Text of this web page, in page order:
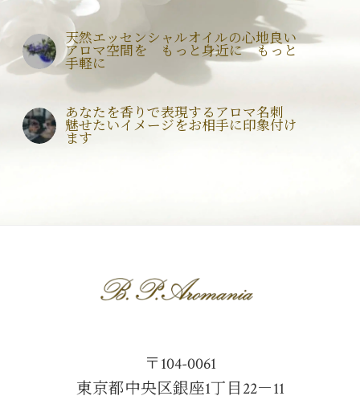
天然エッセンシャルオイルの心地良い
アロマ空間を もっと身近に もっと
手軽に
あなたを香りで表現するアロマ名刺
魅せたいイメージをお相手に印象付け
ます
〒104-0061
東京都中央区銀座1丁目22－11